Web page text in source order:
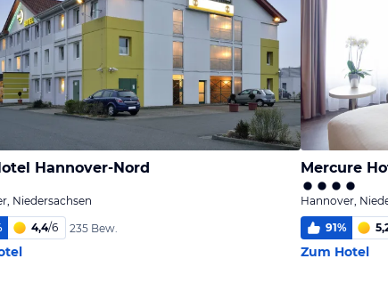
Hannover-Nord
Niedersachsen
4,4/6 235 Bew.
Mercure
Hannover,
91%
Zum Hotel